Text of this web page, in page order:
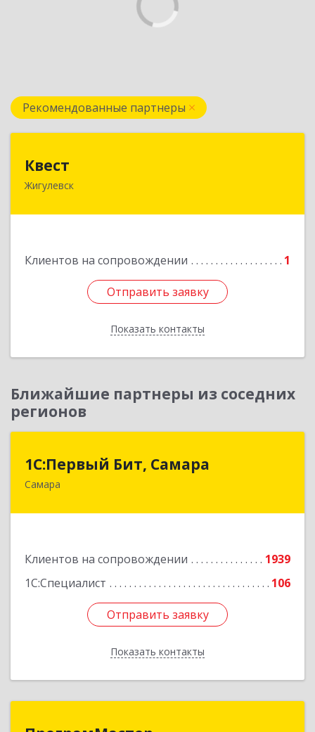
Рекомендованные партнеры
Квест
Жигулевск
Клиентов на сопровождении 1
Отправить заявку
Показать контакты
445350, Самарская обл., Жигулевск, ул.Пушкина,
Отправить заявку
Назад
Ближайшие партнеры из соседних
регионов
1С:Первый Бит, Самара
Самара
Клиентов на сопровождении
1939
1С:Специалист
106
Отправить заявку
Показать контакты
1С:Первый Бит, Самара
443013, Самарская обл, Самара г, Дачная ул,
Отправить заявку
Назад